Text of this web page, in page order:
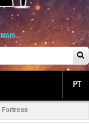
PT
Fortress